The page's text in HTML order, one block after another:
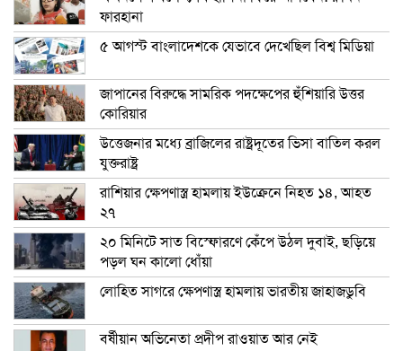
ফারহানা
৫ আগস্ট বাংলাদেশকে যেভাবে দেখেছিল বিশ্ব মিডিয়া
জাপানের বিরুদ্ধে সামরিক পদক্ষেপের হুঁশিয়ারি উত্তর
কোরিয়ার
উত্তেজনার মধ্যে ব্রাজিলের রাষ্ট্রদূতের ভিসা বাতিল করল
যুক্তরাষ্ট্র
রাশিয়ার ক্ষেপণাস্ত্র হামলায় ইউক্রেনে নিহত ১৪, আহত
২৭
২০ মিনিটে সাত বিস্ফোরণে কেঁপে উঠল দুবাই, ছড়িয়ে
পড়ল ঘন কালো ধোঁয়া
লোহিত সাগরে ক্ষেপণাস্ত্র হামলায় ভারতীয় জাহাজডুবি
বর্ষীয়ান অভিনেতা প্রদীপ রাওয়াত আর নেই